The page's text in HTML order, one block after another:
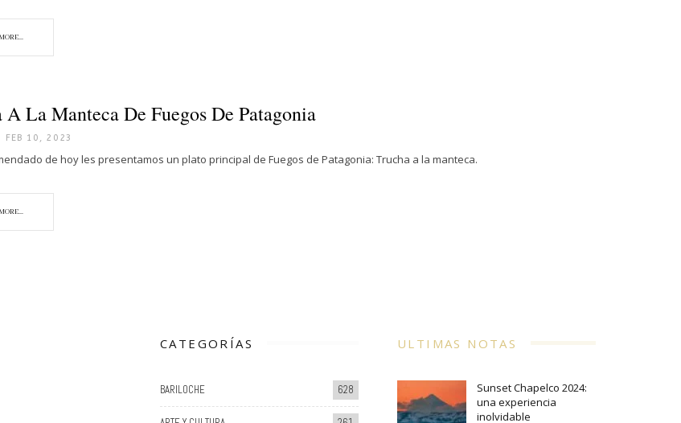
A La Manteca De Fuegos De Patagonia
FEB 10, 2023
de hoy les presentamos un plato principal de Fuegos de Patagonia: Trucha a la manteca.
CATEGORÍAS
BARILOCHE 628
ULTIMAS NOTAS
Sunset Chapelco 2024:
una experiencia
inolvidable